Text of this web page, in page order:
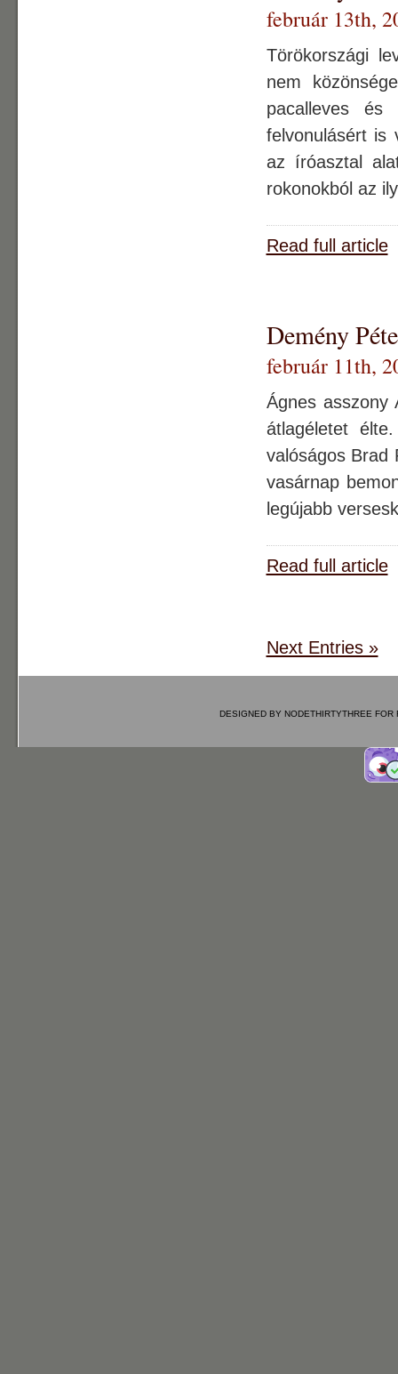
február 13th,
Törökországi
nem
pacalleves
felvonulásért is
az íróasztal
rokonokból az
Read full article
Demény
február 11th,
Ágnes asszony
átlagéletet
valóságos Brad
vasárnap
legújabb
Read full article
Next Entries »
DESIGNED BY NODETHIRTYTHREE FOR